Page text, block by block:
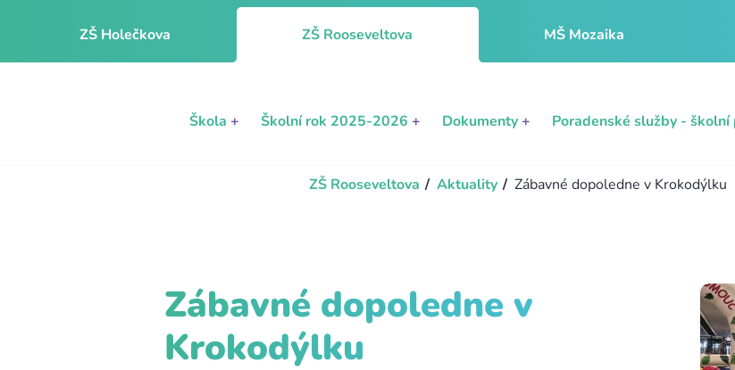
ZŠ Holečkova ZŠ Rooseveltova MŠ Mozaika
Škola + Školní rok 2025-2026 + Dokumenty+ Poradenské služby -
ZŠ Rooseveltova / Aktuality / Zábavné dopoledne v Krokodýlku
Zábavné dopoledne v
Krokodýlku